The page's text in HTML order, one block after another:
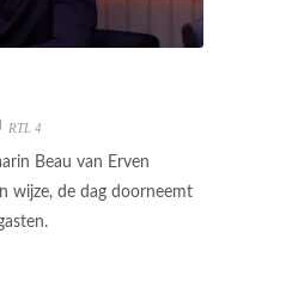
RTL 4
Beau van Erven
wijze, de dag doorneemt